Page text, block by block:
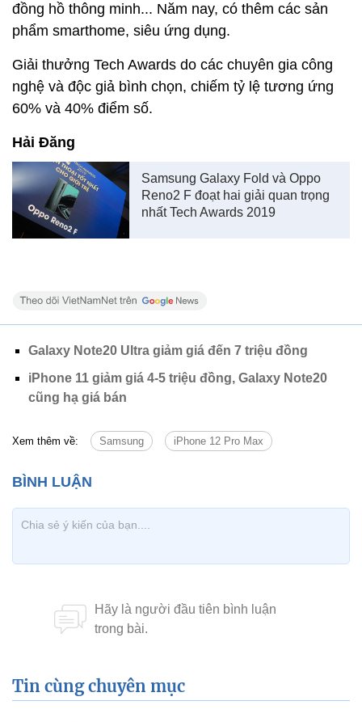
đồng hồ thông minh... Năm nay, có thêm các sản
phẩm smarthome, siêu ứng dụng.
Giải thưởng Tech Awards do các chuyên gia công
nghệ và độc giả bình chọn, chiếm tỷ lệ tương ứng
60% và 40% điểm số.
Hải Đăng
Samsung Galaxy Fold và Oppo
Reno2 F đoạt hai giải quan trọng
nhất Tech Awards 2019
Galaxy Note20 Ultra giảm giá đến 7 triệu đồng
iPhone 11 giảm giá 4-5 triệu đồng, Galaxy Note20
cũng hạ giá bán
Xem thêm về: Samsung iPhone 12 Pro Max
Tin cùng chuyên mục